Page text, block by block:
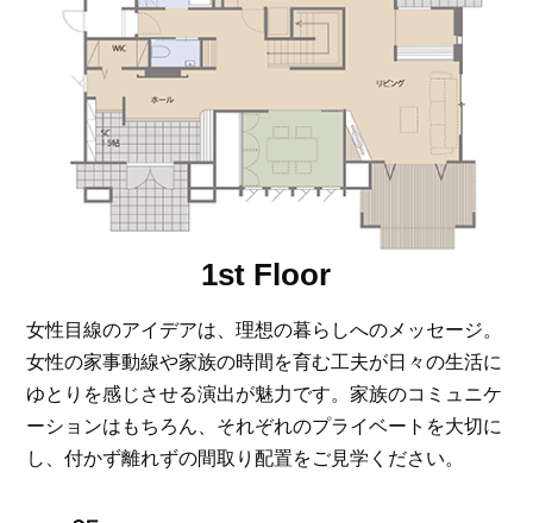
1st Floor
女性目線のアイデアは、理想の暮らしへのメッセージ。
女性の家事動線や家族の時間を育む工夫が日々の生活に
ゆとりを感じさせる演出が魅力です。家族のコミュニケ
ーションはもちろん、それぞれのプライベートを大切に
し、付かず離れずの間取り配置をご見学ください。